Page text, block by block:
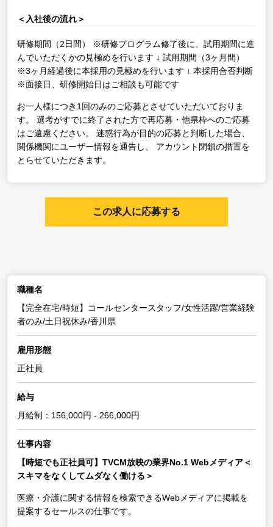
＜入社後の流れ＞
研修期間（2日間）
※研修プログラム修了後に、試用期間に進
んでいただくかの見極めを行います ↓ 試用期間（3ヶ月間）
※3ヶ月経過後に本採用の見極めを行います ↓ 本採用合否判断
※面接日、研修開始日はご相談も可能です
お一人様につき1回のみのご応募とさせていただいておりま
す。
選考がすでに終了された方で再応募・他県枠へのご応募
はご遠慮ください。
迷惑行為が目的の応募と判断した場合、
関係機関にユーザー情報を通告し、
アカウント閉鎖の措置を
とらせていただきます。
この求人に応募する
職種名
【完全在宅/時短】コールセンタースタッフ/女性活躍/営業経験
者のみ/土日祝休み/香川県
雇用形態
正社員
給与
月給制：156,000円 - 266,000円
仕事内容
【時短でも正社員可】TVCM放映の業界No.1 Webメディア＜
スキマをなくしてムダなく働ける＞
医療・介護に関する情報を検索できるWebメディアに掲載を
提案するセールスの仕事です。